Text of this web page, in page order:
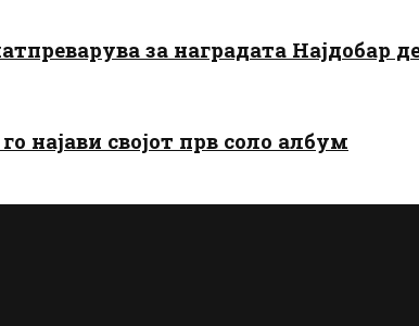
за наградата Најдобар
најави својот прв соло албум